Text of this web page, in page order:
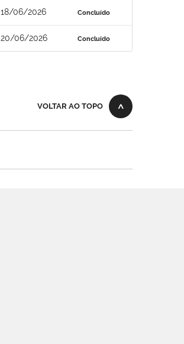
18/06/2026 Concluído
20/06/2026 Concluído
VOLTAR AO TOPO